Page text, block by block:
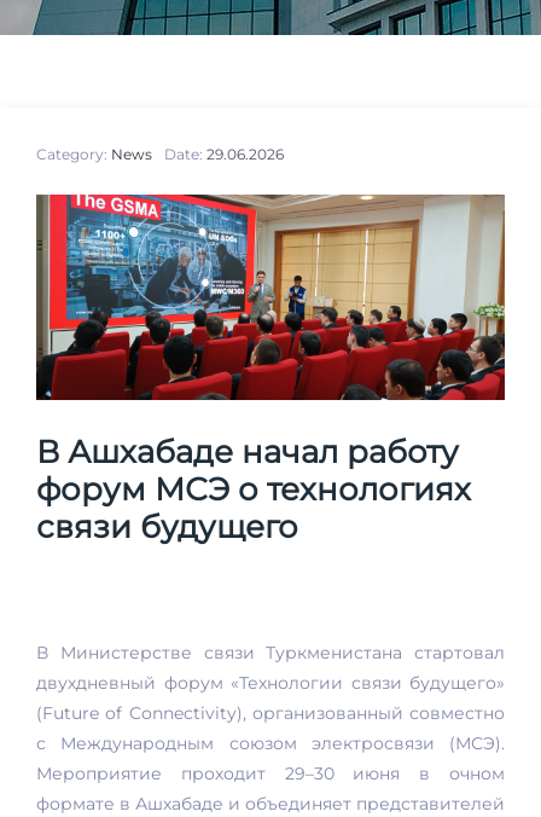
Category: News Date: 29.06.2026
В Ашхабаде начал работу
форум МСЭ о технологиях
связи будущего
В Министерстве связи Туркменистана стартовал
двухдневный форум «Технологии связи будущего»
(Future of Connectivity), организованный совместно
с Международным союзом электросвязи (МСЭ).
Мероприятие проходит 29–30 июня в очном
формате в Ашхабаде и объединяет представителей